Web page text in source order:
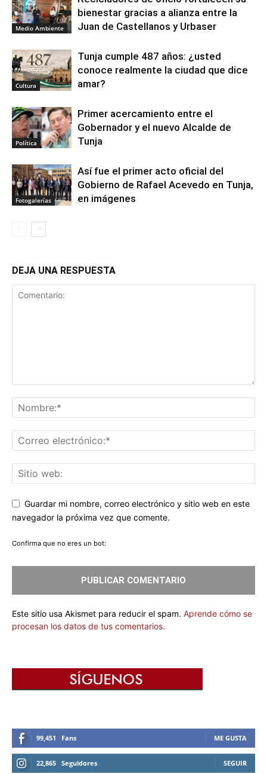
Medio Ambiente
bienestar gracias a alianza entre la
Juan de Castellanos y Urbaser
Cultura
Tunja cumple 487 años: ¿usted
conoce realmente la ciudad que dice
amar?
Política
Primer acercamiento entre el
Gobernador y el nuevo Alcalde de
Tunja
Fotogalerías
Así fue el primer acto oficial del
Gobierno de Rafael Acevedo en Tunja,
en imágenes
DEJA UNA RESPUESTA
Guardar mi nombre, correo electrónico y sitio web en este
navegador la próxima vez que comente.
Confirma que no eres un bot:
Este sitio usa Akismet para reducir el spam. Aprende cómo se
procesan los datos de tus comentarios.
99,451 Fans ME GUSTA
22,865 Seguidores SEGUIR